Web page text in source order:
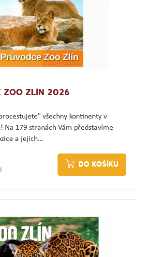
ZOO ZLÍN 2026
všechny kontinenty v
Na 179 stranách Vám představíme
a jejich…
DO KOŠÍKU